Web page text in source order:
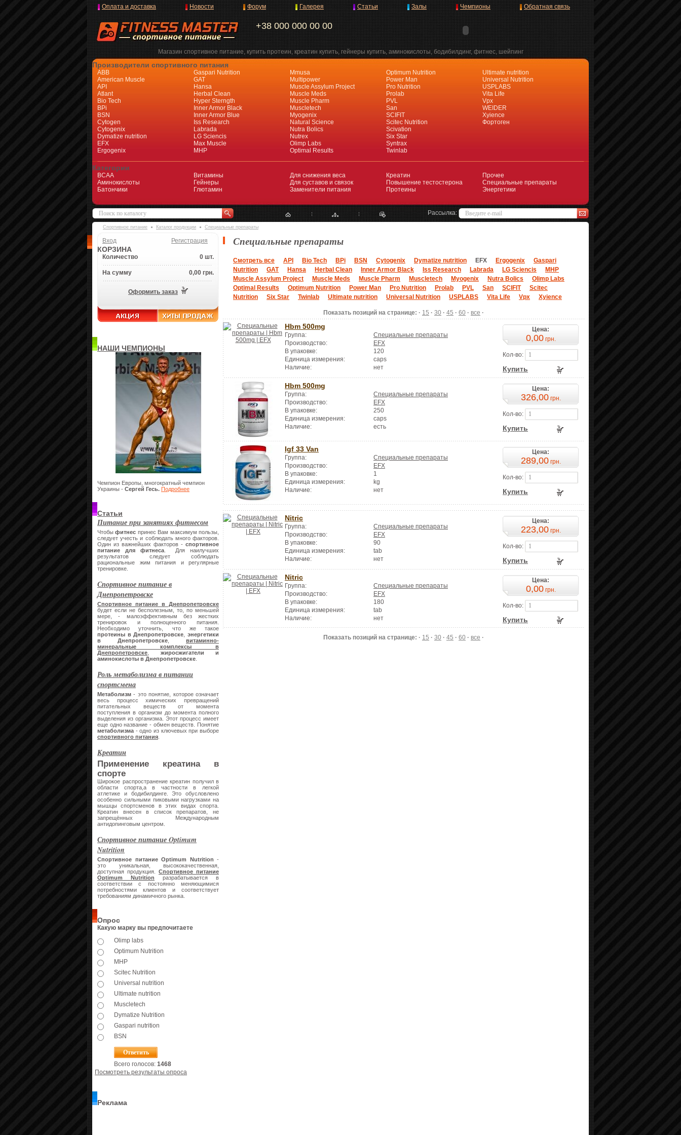
Магазин спортивное питание, купить протеин, креатин купить, гейнеры купить, аминокислоты, бодибилдинг, фитнес, шейпинг
+38 000 000 00 00
Оплата и доставка Новости Форум Галерея Статьи Залы Чемпионы Обратная связь
Производители спортивного питания
ABB
American Muscle
API
Atlant
Bio Tech
BPi
BSN
Cytogen
Cytogenix
Dymatize nutrition
EFX
Ergogenix
Gaspari Nutrition
GAT
Hansa
Herbal Clean
Hyper Sterngth
Inner Armor Black
Inner Armor Blue
Iss Research
Labrada
LG Sciencis
Max Muscle
MHP
Mmusa
Multipower
Muscle Assylum Project
Muscle Meds
Muscle Pharm
Muscletech
Myogenix
Natural Science
Nutra Bolics
Nutrex
Olimp Labs
Optimal Results
Optimum Nutrition
Power Man
Pro Nutrition
Prolab
PVL
San
SCIFIT
Scitec Nutrition
Scivation
Six Star
Syntrax
Twinlab
Ultimate nutrition
Universal Nutrition
USPLABS
Vita Life
Vpx
WEIDER
Xyience
Фортоген
Категории
BCAA
Аминокислоты
Батончики
Витамины
Гейнеры
Глютамин
Для снижения веса
Для суставов и связок
Заменители питания
Креатин
Повышение тестостерона
Протеины
Прочее
Специальные препараты
Энергетики
Рассылка:
Спортивное питание Каталог продукции Специальные препараты
Вход Регистрация
КОРЗИНА
Количество 0 шт.
На сумму 0,00 грн.
Оформить заказ
НАШИ ЧЕМПИОНЫ
Чемпион Европы, многократный чемпион
Украины - Сергей Гесь. Подробнее
Статьи
Питание при занятиях фитнесом
Чтобыфитнес принес Вам максимум пользы,
следует учесть и соблюдать много факторов.
Один из важнейших факторов - спортивное
питание
для фитнеса. Для наилучших
результатов следует соблюдать
рациональные жим питания и регулярные
тренировке.
Спортивное питание в
Днепропетровске
Спортивное питание в Днепропетровске
будет если не бесполезным, то, по меньшей
мере, - малоэффективным без жестких
тренировок и полноценного питания.
Необходимо уточнить, что же такое
протеины в Днепропетровске ,энергетики
в Днепропетровске
витаминно-
минеральные комплексы в
Днепропетровске
жиросжигатели и
аминокислоты в Днепропетровске
Роль метаболизма в питании
спортсмена
Метаболизм - это понятие, которое означает
весь процесс химических превращений
питательных веществ от момента
поступления в организм до момента полного
выделения из организма. Этот процесс имеет
еще одно название - обмен веществ. Понятие
метаболизма - одно из ключевых при выборе
спортивного питания
Креатин
Применение креатина в
спорте
Широкое распространение креатин получил в
области спорта,а в частности в легкой
атлетике и бодибилдинге. Это обусловлено
особенно сильными пиковыми нагрузками на
мышцы спортсменов в этих видах спорта.
Креатин внесен в список препаратов, не
запрещённых Международным
антидопинговым центром.
Спортивное питание Optimum
Nutrition
Спортивное питание Optimum Nutrition -
это уникальная, высококачественная,
доступная продукция. Спортивное питание
Optimum Nutrition разрабатывается в
соответствии с постоянно меняющимися
потребностями клиентов и соответствует
требованиям динамичного рынка.
Опрос
Какую марку вы предпочитаете
Olimp labs
Optimum Nutrition
MHP
Scitec Nutrition
Universal nutrition
Ultimate nutrition
Muscletech
Dymatize Nutrition
Gaspari nutrition
BSN
Всего голосов: 1468
Посмотреть результаты опроса
Реклама
Специальные препараты
Смотреть все API Bio Tech BPi BSN Cytogenix Dymatize nutrition EFX Ergogenix
Gaspari
Nutrition
GAT Hansa Herbal Clean Inner Armor Black Iss Research Labrada LG Sciencis
MHP
Muscle Assylum Project
Muscle Meds Muscle Pharm Muscletech Myogenix Nutra Bolics
Olimp Labs
Optimal Results
Optimum Nutrition Power Man Pro Nutrition Prolab PVL San SCIFIT
Scitec
Nutrition
Six Star Twinlab Ultimate nutrition Universal Nutrition USPLABS Vita Life Vpx Xyience
Показать позиций на странице: · 15 · 30 · 45 · 60 · все ·
Hbm 500mg
Группа:
Специальные препараты
Производство:
EFX
В упаковке:
120
Единица измерения:
caps
Наличие:
нет
Цена:
0,00грн.
Кол-во:
Купить
Hbm 500mg
Группа:
Специальные препараты
Производство:
EFX
В упаковке:
250
Единица измерения:
caps
Наличие:
есть
Цена:
326,00грн.
Кол-во:
Купить
Igf 33 Van
Группа:
Специальные препараты
Производство:
EFX
В упаковке:
1
Единица измерения:
kg
Наличие:
нет
Цена:
289,00грн.
Кол-во:
Купить
Nitric
Группа:
Специальные препараты
Производство:
EFX
В упаковке:
90
Единица измерения:
tab
Наличие:
нет
Цена:
223,00грн.
Кол-во:
Купить
Nitric
Группа:
Специальные препараты
Производство:
EFX
В упаковке:
180
Единица измерения:
tab
Наличие:
нет
Цена:
0,00грн.
Кол-во:
Купить
Показать позиций на странице: · 15 · 30 · 45 · 60 · все ·